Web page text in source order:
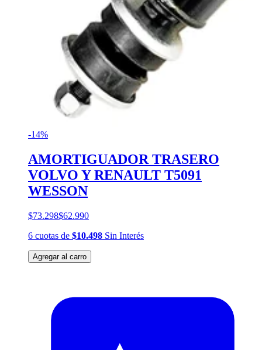
-14%
AMORTIGUADOR TRASERO
VOLVO Y RENAULT T5091
WESSON
$73.298$62.990
6 cuotas de $10.498 Sin Interés
Agregar al carro